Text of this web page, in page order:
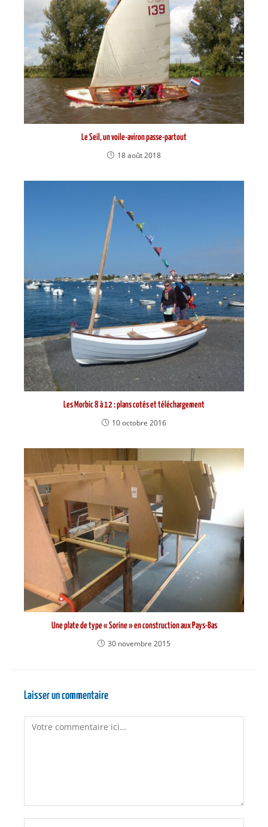
Le Seil, un voile-aviron passe-partout
18 août 2018
Les Morbic 8 à 12 : plans cotés et téléchargement
10 octobre 2016
Une plate de type « Sorine » en construction aux Pays-Bas
30 novembre 2015
Laisser un commentaire